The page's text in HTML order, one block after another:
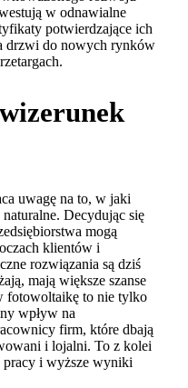
w odnawialne
potwierdzające ich
drzwi do nowych rynków
uwagę na to, w jaki
Decydując się
mogą
klientów i
rozwiązania są dziś
mają większe szanse
fotowoltaikę to nie tylko
wpływ na
firm, które dbają
i lojalni. To z kolei
pracy i wyższe wyniki